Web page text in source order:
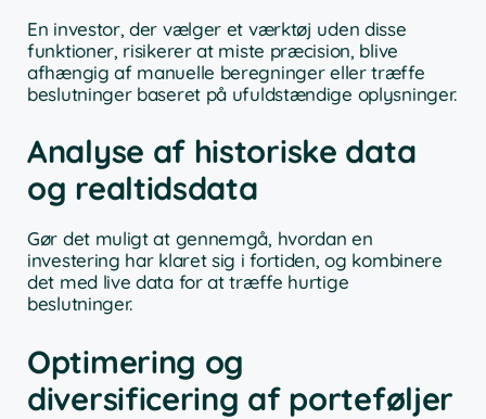
En investor, der vælger et værktøj uden disse
funktioner, risikerer at miste præcision, blive
afhængig af manuelle beregninger eller træffe
beslutninger baseret på ufuldstændige oplysninger.
Analyse af historiske data
og realtidsdata
Gør det muligt at gennemgå, hvordan en
investering har klaret sig i fortiden, og kombinere
det med live data for at træffe hurtige
beslutninger.
Optimering og
diversificering af porteføljer